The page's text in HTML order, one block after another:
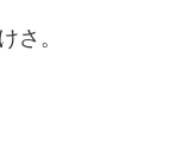
さ。